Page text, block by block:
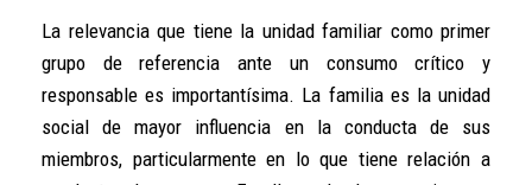
La relevancia que tiene la unidad familiar como primer
grupo de referencia ante un consumo crítico y
responsable es importantísima. La familia es la unidad
social de mayor influencia en la conducta de sus
miembros, particularmente en lo que tiene relación a